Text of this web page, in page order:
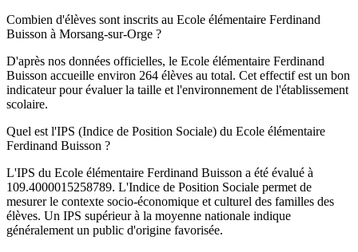
Combien d'élèves sont inscrits au Ecole élémentaire Ferdinand
Buisson à Morsang-sur-Orge ?
D'après nos données officielles, le Ecole élémentaire Ferdinand
Buisson accueille environ 264 élèves au total. Cet effectif est un bon
indicateur pour évaluer la taille et l'environnement de l'établissement
scolaire.
Quel est l'IPS (Indice de Position Sociale) du Ecole élémentaire
Ferdinand Buisson ?
L'IPS du Ecole élémentaire Ferdinand Buisson a été évalué à
109.4000015258789. L'Indice de Position Sociale permet de
mesurer le contexte socio-économique et culturel des familles des
élèves. Un IPS supérieur à la moyenne nationale indique
généralement un public d'origine favorisée.